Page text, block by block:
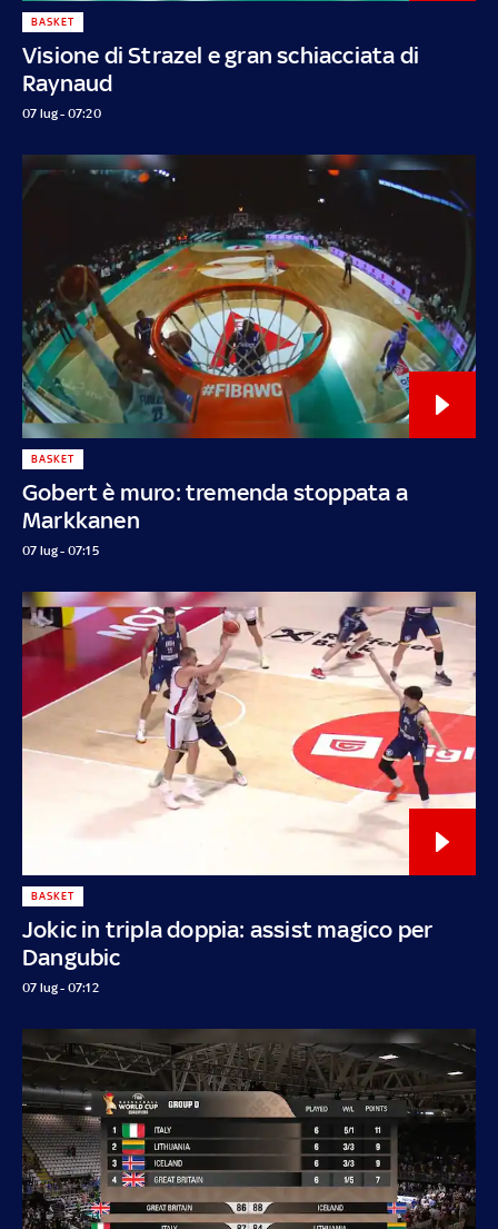
Visione di Strazel e gran schiacciata di
Raynaud
BASKET
07 lug - 07:20
Gobert è muro: tremenda stoppata a
Markkanen
BASKET
07 lug - 07:15
Jokic in tripla doppia: assist magico per
Dangubic
BASKET
07 lug - 07:12